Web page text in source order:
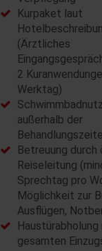
Kurpaket laut
(Ärztliches
2
Werktag)
außerhalb der
Betreuung durch
Reiseleitung
Sprechtag pro
Möglichkeit zur
Ausflügen,
Haustürabholung
gesamten